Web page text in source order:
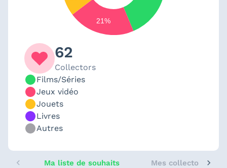
21%
62
Collectors
Films/Séries
Jeux vidéo
Jouets
Livres
Autres
Ma liste de souhaits Mes collectors